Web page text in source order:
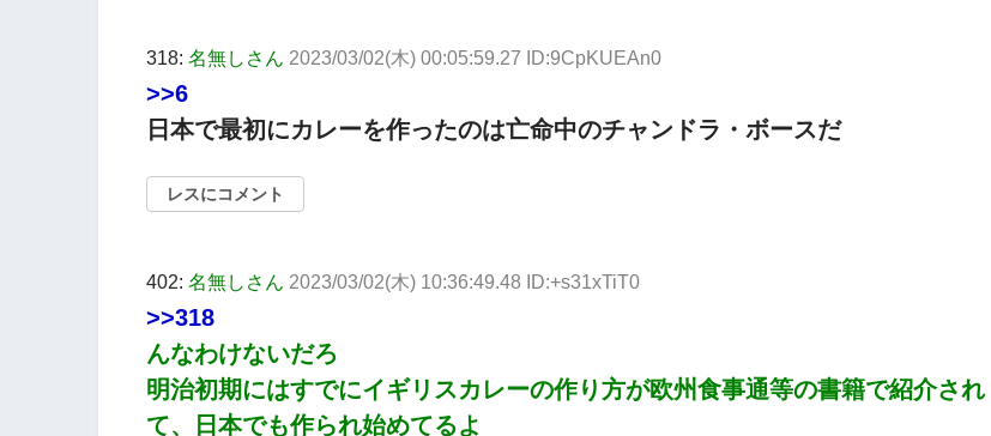
318: 名無しさん 2023/03/02(木) 00:05:59.27 ID:9CpKUEAn0
>>6
日本で最初にカレーを作ったのは亡命中のチャンドラ・ボースだ
レスにコメント
402: 名無しさん 2023/03/02(木) 10:36:49.48 ID:+s31xTiT0
>>318
んなわけないだろ
明治初期にはすでにイギリスカレーの作り方が欧州食事通等の書籍で紹介され
て、日本でも作られ始めてるよ